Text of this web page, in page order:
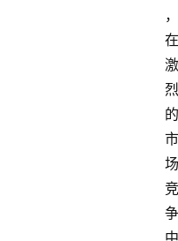
，
在
激
烈
的
市
场
竞
争
中